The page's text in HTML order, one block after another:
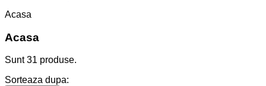
Acasa
Acasa
Sunt 31 produse.
Sorteaza dupa: